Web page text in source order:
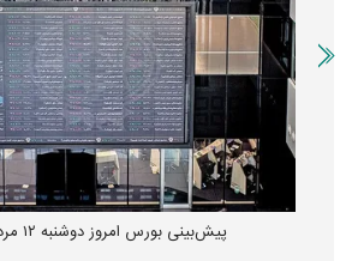
پیش‌بینی بورس امروز دوشنبه ۱۲ مرداد ماه ۱۴۰۵